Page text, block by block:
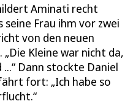
Aminati recht
Frau ihm vor zwei
von den neuen
Kleine war nicht da,
Dann stockte Daniel
fort: „Ich habe so